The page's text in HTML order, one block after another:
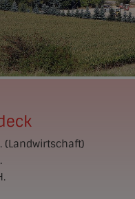
(Landwirtschaft)